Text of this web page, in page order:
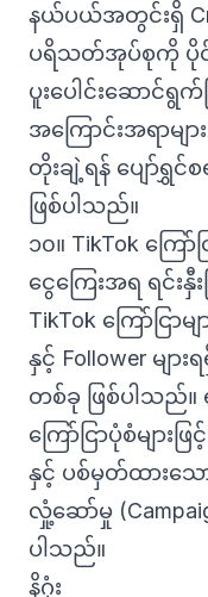
နယ်ပယ်အတွင်းရှိ
ပရိသတ်အုပ်စုကို ပိုင်
ပူးပေါင်းဆောင်
အကြောင်းအရာမ
တိုးချဲ့ရန် ပျော်ရွှ
ဖြစ်ပါသည်။
၁၀။ TikTok ကြော်င
ငွေကြေးအရ ရင်း
TikTok ကြော်ငြာ
နှင့် Follower မျ
တစ်ခု ဖြစ်ပါသည်။
ကြော်ငြာပုံစံများ
နှင့် ပစ်မှတ်ထားသ
လှုံ့ဆော်မှု
ပါသည်။
နိဂုံး